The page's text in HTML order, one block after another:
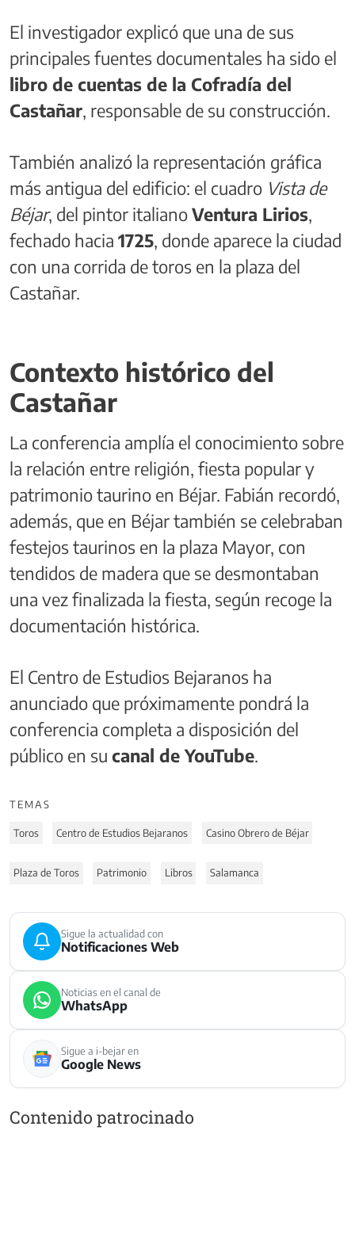
El investigador explicó que una de sus
principales fuentes documentales ha sido el
libro de cuentas de la Cofradía del
Castañar, responsable de su construcción.
También analizó la representación gráfica
más antigua del edificio: el cuadro Vista de
Béjar, del pintor italianoVentura Lirios,
fechado hacia 1725, donde aparece la ciudad
con una corrida de toros en la plaza del
Castañar.
Contexto histórico del
Castañar
La conferencia amplía el conocimiento sobre
la relación entre religión, fiesta popular y
patrimonio taurino en Béjar. Fabián recordó,
además, que en Béjar también se celebraban
festejos taurinos en la plaza Mayor, con
tendidos de madera que se desmontaban
una vez finalizada la fiesta, según recoge la
documentación histórica.
El Centro de Estudios Bejaranos ha
anunciado que próximamente pondrá la
conferencia completa a disposición del
público en su canal de YouTube.
TEMAS
Toros Centro de Estudios Bejaranos Casino Obrero de Béjar
Plaza de Toros Patrimonio Libros Salamanca
Sigue la actualidad con
Notificaciones Web
Noticias en el canal de
WhatsApp
Sigue a i-bejar en
Google News
Contenido patrocinado